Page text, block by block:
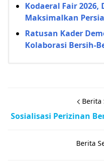
Kodaeral Fair 2026,
Maksimalkan
Ratusan Kader
Kolaborasi Bersih-
Berita
Sosialisasi Perizinan
Berita